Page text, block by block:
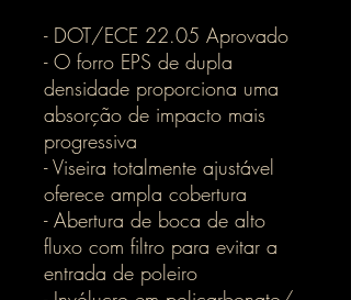
- DOT/ECE 22.05 Aprovado
- O forro EPS de dupla
densidade proporciona uma
absorção de impacto mais
progressiva
- Viseira totalmente ajustável
oferece ampla cobertura
- Abertura de boca de alto
fluxo com filtro para evitar a
entrada de poleiro